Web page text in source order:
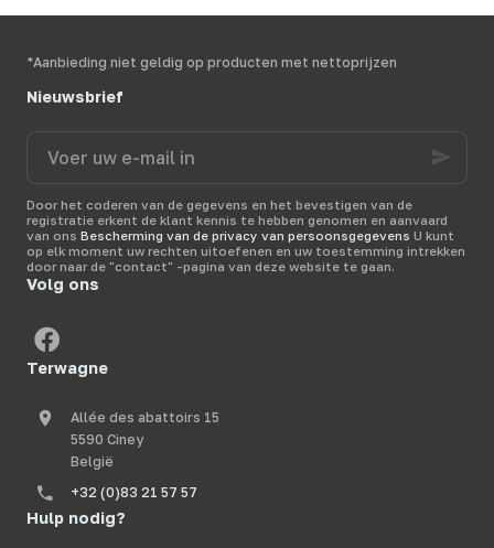
*Aanbieding niet geldig op producten met nettoprijzen
Nieuwsbrief
mail
in
Door het coderen van de gegevens en het bevestigen van de
registratie erkent de klant kennis te hebben genomen en aanvaard
van ons Bescherming van de privacy van persoonsgegevens U kunt
op elk moment uw rechten uitoefenen en uw toestemming intrekken
door naar de "contact" -pagina van deze website te gaan.
Volg ons
Terwagne
Allée des abattoirs 15
5590 Ciney
België
+32 (0)83 21 57 57
Hulp nodig?